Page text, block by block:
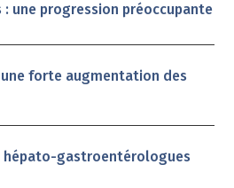
: une progression préoccupante
forte augmentation des
hépato-gastroentérologues